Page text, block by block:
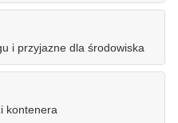
i przyjazne dla środowiska
kontenera